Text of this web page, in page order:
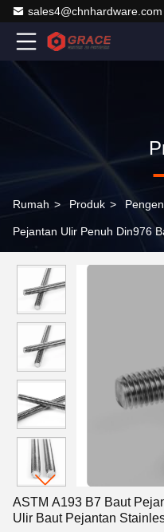
sales4@chnhardware.com
Rumah > Produk >
Pejantan Ulir Penuh Din976
ASTM A193 B7 Baut
Ulir Baut Pejantan